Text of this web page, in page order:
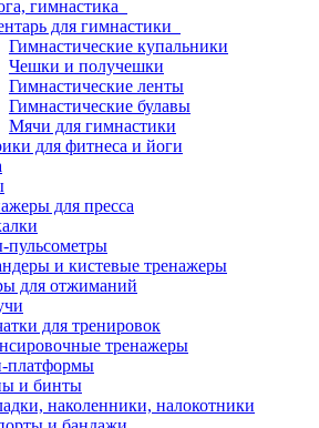
гимнастика
для гимнастики
Гимнастические купальники
Чешки и получешки
Гимнастические ленты
Гимнастические булавы
Мячи для гимнастики
для фитнеса и йоги
для пресса
пульсометры
и кистевые тренажеры
для отжиманий
для тренировок
тренажеры
платформы
и бинты
наколенники, налокотники